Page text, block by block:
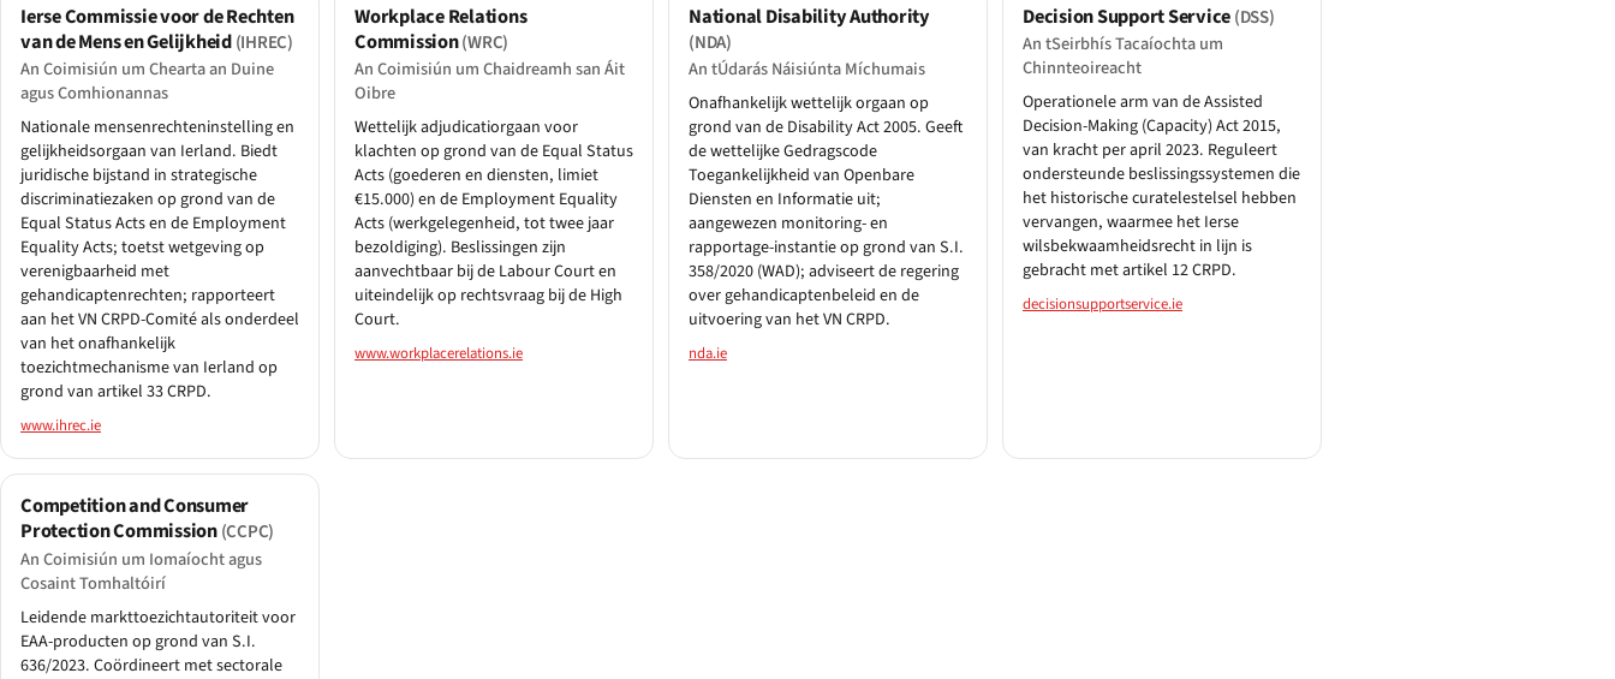
Ierse Commissie voor de Rechten
van de Mens en Gelijkheid(IHREC)
An Coimisiún um Chearta an Duine
agus Comhionannas
Nationale mensenrechteninstelling en
gelijkheidsorgaan van Ierland. Biedt
juridische bijstand in strategische
discriminatiezaken op grond van de
Equal Status Acts en de Employment
Equality Acts; toetst wetgeving op
verenigbaarheid met
gehandicaptenrechten; rapporteert
aan het VN CRPD-Comité als onderdeel
van het onafhankelijk
toezichtmechanisme van Ierland op
grond van artikel 33 CRPD.
www.ihrec.ie
Workplace Relations
Commission(WRC)
An Coimisiún um Chaidreamh san Áit
Oibre
Wettelijk adjudicatiorgaan voor
klachten op grond van de Equal Status
Acts (goederen en diensten, limiet
€15.000) en de Employment Equality
Acts (werkgelegenheid, tot twee jaar
bezoldiging). Beslissingen zijn
aanvechtbaar bij de Labour Court en
uiteindelijk op rechtsvraag bij de High
Court.
www.workplacerelations.ie
National Disability Authority
(NDA)
An tÚdarás Náisiúnta Míchumais
Onafhankelijk wettelijk orgaan op
grond van de Disability Act 2005. Geeft
de wettelijke Gedragscode
Toegankelijkheid van Openbare
Diensten en Informatie uit;
aangewezen monitoring- en
rapportage-instantie op grond van S.I.
358/2020 (WAD); adviseert de regering
over gehandicaptenbeleid en de
uitvoering van het VN CRPD.
nda.ie
Decision Support Service(DSS)
An tSeirbhís Tacaíochta um
Chinnteoireacht
Operationele arm van de Assisted
Decision-Making (Capacity) Act 2015,
van kracht per april 2023. Reguleert
ondersteunde beslissingssystemen die
het historische curatelestelsel hebben
vervangen, waarmee het Ierse
wilsbekwaamheidsrecht in lijn is
gebracht met artikel 12 CRPD.
decisionsupportservice.ie
Competition and Consumer
Protection Commission(CCPC)
An Coimisiún um Iomaíocht agus
Cosaint Tomhaltóirí
Leidende markttoezichtautoriteit voor
EAA-producten op grond van S.I.
636/2023. Coördineert met sectorale